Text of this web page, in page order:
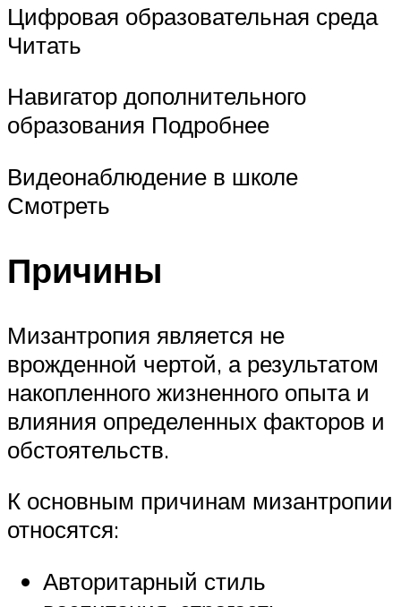
Цифровая образовательная среда
Читать
Навигатор дополнительного
образования Подробнее
Видеонаблюдение в школе
Смотреть
Причины
Мизантропия является не
врожденной чертой, а результатом
накопленного жизненного опыта и
влияния определенных факторов и
обстоятельств.
К основным причинам мизантропии
относятся:
Авторитарный стиль